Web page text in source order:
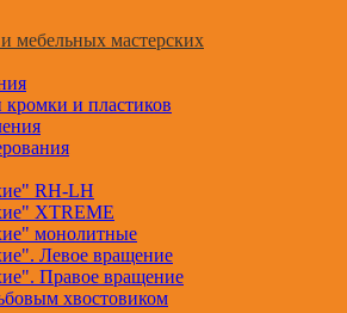
мебельных мастерских
кромки и пластиков
RH-LH
XTREME
монолитные
Левое вращение
Правое вращение
хвостовиком